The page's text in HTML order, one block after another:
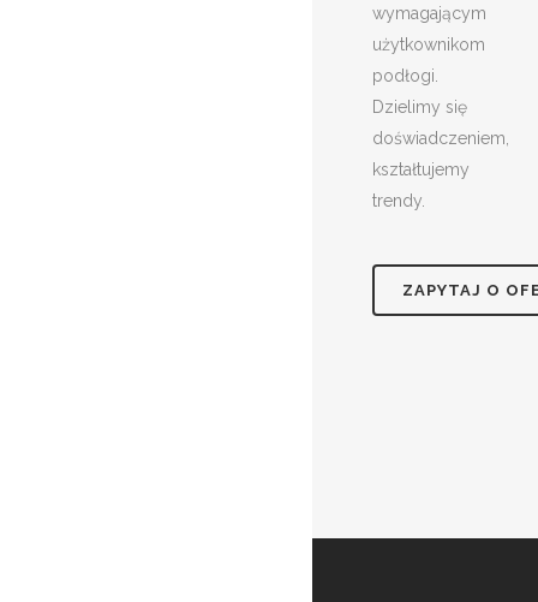
wymagającym
użytkownikom
podłogi.
Dzielimy się
doświadczeniem,
kształtujemy
trendy.
ZAPYTAJ O